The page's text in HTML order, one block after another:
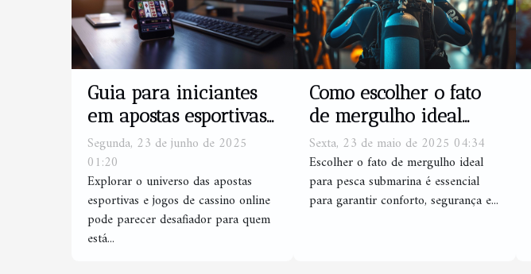
Guia para iniciantes
em apostas esportivas
e jogos de cassino
online
Segunda, 23 de junho de 2025
01:20
Explorar o universo das apostas
esportivas e jogos de cassino online
pode parecer desafiador para quem
está...
Como escolher o fato
de mergulho ideal
para pesca submarina
Sexta, 23 de maio de 2025 04:34
Escolher o fato de mergulho ideal
para pesca submarina é essencial
para garantir conforto, segurança e...